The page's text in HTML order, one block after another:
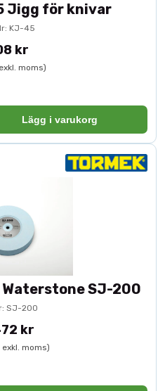
Jigg för knivar
KJ-45
kr
moms)
Lägg i varukorg
SJ-200
SJ-200
kr
exkl. moms)